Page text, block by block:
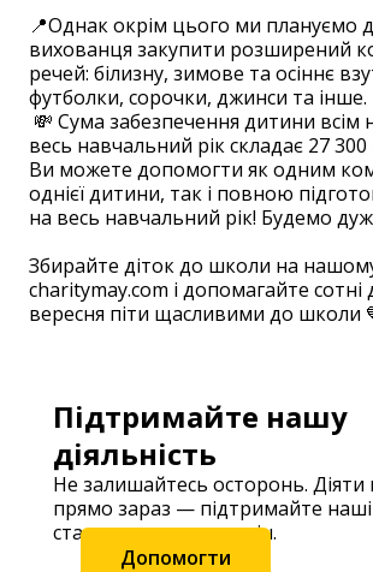
📍Однак окрім цього ми плануємо
вихованця закупити розширений
речей: білизну, зимове та осіннє
футболки, сорочки, джинси та інше.
💸 Сума забезпечення дитини всім
весь навчальний рік складає 27
Ви можете допомогти як одним
однієї дитини, так і повною
на весь навчальний рік! Будемо
Збирайте діток до школи на
charitymay.com і допомагайте сотні
вересня піти щасливими до школи
Підтримайте нашу
діяльність
Не залишайтесь осторонь.
прямо зараз — підтримайте
станьте частиною змін.
Допомогти